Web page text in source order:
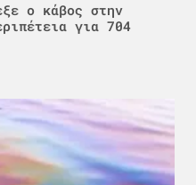
ο κάβος στην
για 704